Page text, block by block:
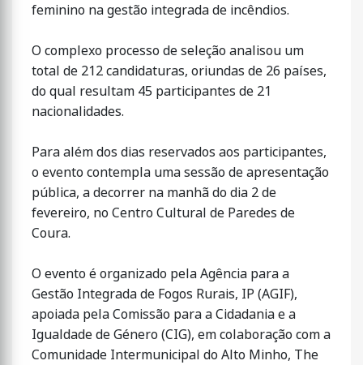
feminino na gestão integrada de incêndios.
O complexo processo de seleção analisou um
total de 212 candidaturas, oriundas de 26 países,
do qual resultam 45 participantes de 21
nacionalidades.
Para além dos dias reservados aos participantes,
o evento contempla uma sessão de apresentação
pública, a decorrer na manhã do dia 2 de
fevereiro, no Centro Cultural de Paredes de
Coura.
O evento é organizado pela Agência para a
Gestão Integrada de Fogos Rurais, IP (AGIF),
apoiada pela Comissão para a Cidadania e a
Igualdade de Género (CIG), em colaboração com a
Comunidade Intermunicipal do Alto Minho, The